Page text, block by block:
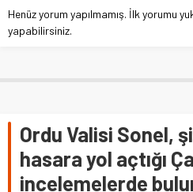
Henüz yorum yapılmamış. İlk yorumu
yapabilirsiniz.
Ordu Valisi Sonel,
hasara yol açtığı
incelemelerde